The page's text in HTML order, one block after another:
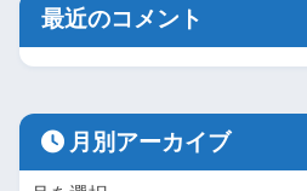
最近のコメント
月別アーカイブ